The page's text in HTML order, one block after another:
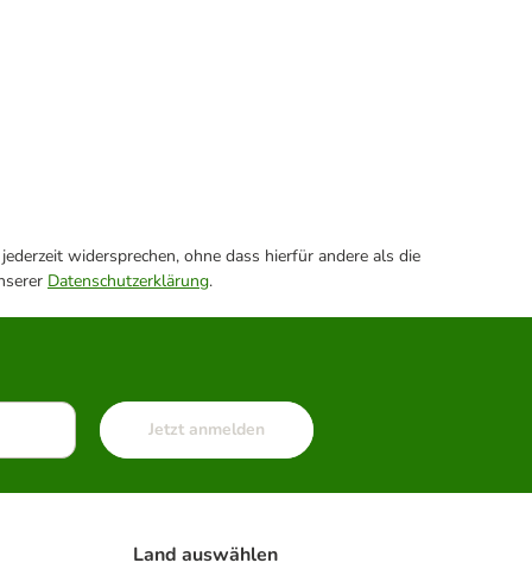
widersprechen, ohne dass hierfür andere als die
Datenschutzerklärung.
Jetzt anmelden
Land auswählen